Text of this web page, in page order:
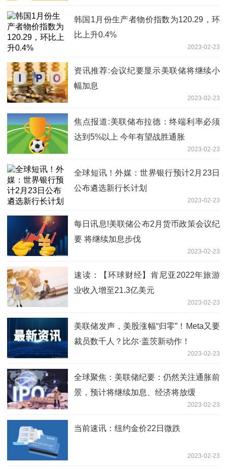
韩国1月份生产者物价指数为120.29，环
比上升0.4%
2023-02-23
资讯推荐:会议纪要显示美联储将继续小
幅加息
2023-02-23
焦点报道:美联储布拉德：终端利率必须
达到5%以上 今年有望战胜通胀
2023-02-23
全球短讯！外媒：世界银行预计2月23日
公布遴选新行长计划
2023-02-23
每日讯息!美联储公布2月货币政策会议纪
要 将继续加息步伐
2023-02-23
速读：【环球财经】肯尼亚2022年旅游
业收入增至21.3亿美元
2023-02-23
美联储发声，美股涨幅“归零”！Meta又要
裁员数千人？比尔·盖茨新动作！
2023-02-23
全球聚焦：美联储纪要：仍然关注通胀前
景，预计将继续加息、经济将放缓
2023-02-23
当前速讯：纽约金价22日微跌
2023-02-23